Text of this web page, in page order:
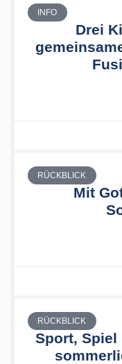
INFO
Drei
RÜCKBLICK
Mit
RÜCKBLICK
Sport, Spiel